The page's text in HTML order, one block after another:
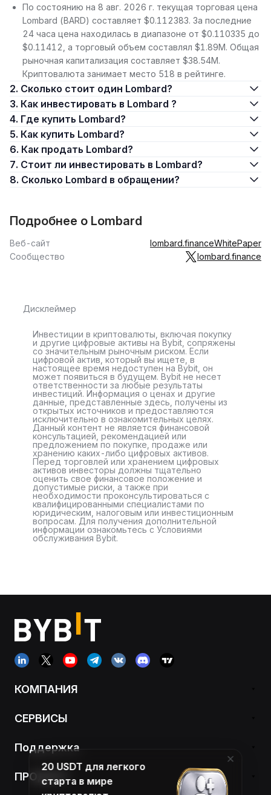
По состоянию на 8 авг. 2026 г. текущая торговая цена
Lombard (BARD) составляет $0.112383. За последние
24 часа цена находилась в диапазоне от $0.110335 до
$0.11412, а торговый объем составлял $1.89M. Общая
рыночная капитализация составляет $38.54M.
Криптовалюта занимает место 518 в рейтинге.
2. Сколько стоит один Lombard?
3. Как инвестировать в Lombard ?
4. Где купить Lombard?
5. Как купить Lombard?
6. Как продать Lombard?
7. Стоит ли инвестировать в Lombard?
8. Сколько Lombard в обращении?
Подробнее о Lombard
Веб-сайт lombard.financeWhitePaper
Сообщество
lombard.finance
Дисклеймер
Инвестиции в криптовалюты, включая покупку
и другие цифровые активы на Bybit, сопряжены
со значительным рыночным риском. Если
цифровой актив, который вы ищете, в
настоящее время недоступен на Bybit, он
может появиться в будущем. Bybit не несет
ответственности за любые результаты
инвестиций. Информация о ценах и другие
данные, представленные здесь, получены из
открытых источников и предоставляются
исключительно в ознакомительных целях.
Данный контент не является финансовой
консультацией, рекомендацией или
предложением по покупке, продаже или
хранению каких-либо цифровых активов.
Перед торговлей или хранением цифровых
активов инвесторы должны тщательно
оценить свое финансовое положение и
допустимые риски, а также при
необходимости проконсультироваться с
квалифицированными специалистами по
юридическим, налоговым или инвестиционным
вопросам. Для получения дополнительной
информации ознакомьтесь с Условиями
обслуживания Bybit.
КОМПАНИЯ
СЕРВИСЫ
Поддержка
ПРОДУКТ
20 USDT для легкого
старта в мире